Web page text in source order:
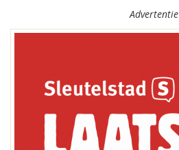
Advertentie